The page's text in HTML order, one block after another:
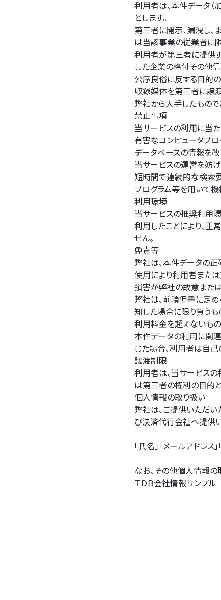
利用者は、本件データ（
とします。
第三者に開示、漏洩し
は当該事業の従業者に
利用者が第三者に提供す
した企業の格付その他信
公序良俗に反する目的の
収録媒体を第三者に譲
弊社から入手したもので
禁止事項
当サービスの利用に当
有害なコンピュータプロ
データベースの情報を改
当サービスの運営を妨
短時間で連続的な検索
プログラム等を用いて機
利用環境
当サービスの推奨利用
利用したことにより、
せん。
免責等
弊社は、本件データの
使用により利用者また
損害が弊社の故意また
弊社は、前項但書に定
知した場合に限り負うも
利用料金を超えないもの
本件データの利用に関
じた場合、利用者は自
譲渡制限
利用者は、当サービス
は第三者の権利の目的と
個人情報の取り扱い
弊社は、ご提供いただ
び決済代行会社へ提供
「氏名」「メールアドレス
なお、その他個人情報の
ＴＤＢ会社情報サンプル